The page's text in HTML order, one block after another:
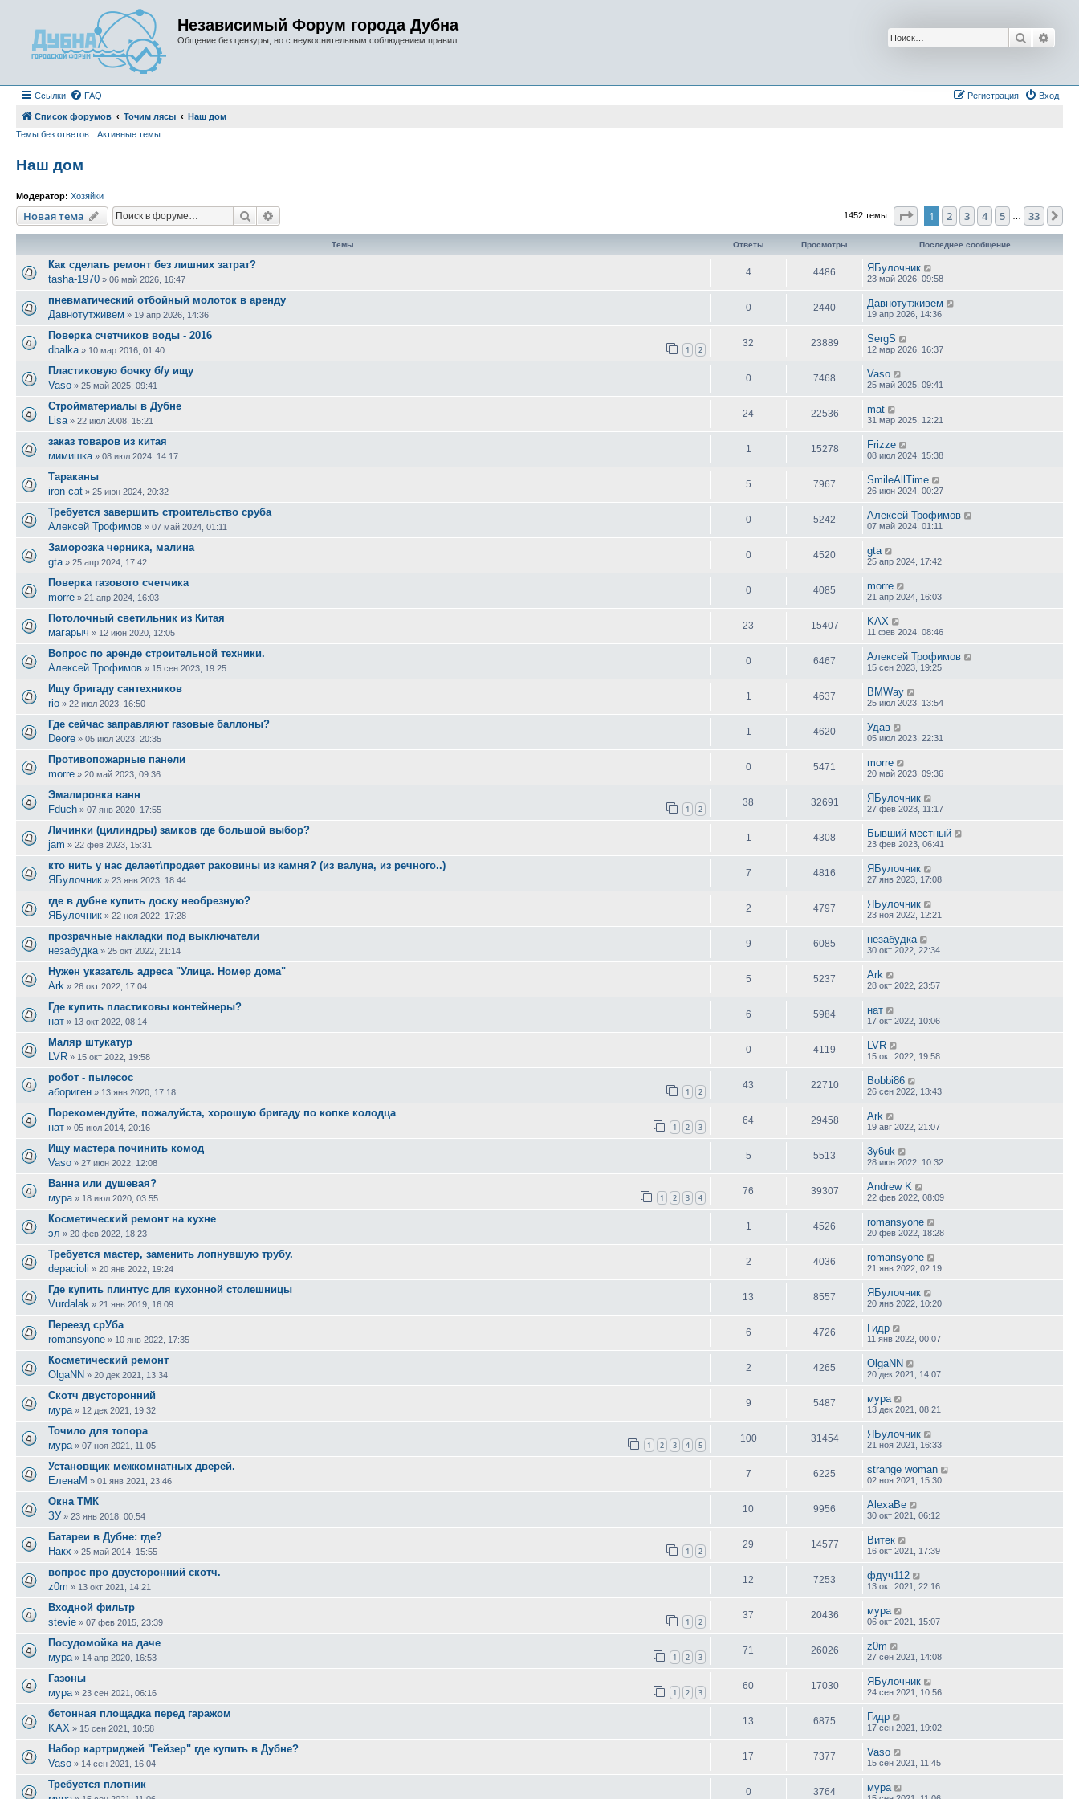
Независимый Форум города Дубна
Общение без цензуры, но с неукоснительным соблюдением правил. Поиск
Ссылки FAQ Вход
Регистрация
Список форумов Точим лясы
Наш дом
Темы без ответов
Активные темы
Наш дом
Модератор: Хозяйки
Новая тема Поиск 1452 темы Страница1 из 33
1 2 3 4 5 33
Темы Ответы Просмотры Последнее сообщение
Как сделать ремонт без лишних затрат?
tasha-1970 » 06 май 2026, 16:47
4 4486 ЯБулочник
23 май 2026, 09:58
пневматический отбойный молоток в аренду
Давнотутживем » 19 апр 2026, 14:36
0 2440 Давнотутживем
19 апр 2026, 14:36
Поверка счетчиков воды - 2016
dbalka » 10 мар 2016, 01:40 1 2
32 23889 SergS
12 мар 2026, 16:37
Пластиковую бочку б/у ищу
Vaso » 25 май 2025, 09:41
0 7468 Vaso
25 май 2025, 09:41
Стройматериалы в Дубне
Lisa » 22 июл 2008, 15:21
24 22536 mat
31 мар 2025, 12:21
заказ товаров из китая
мимишка » 08 июл 2024, 14:17
1 15278 Frizze
08 июл 2024, 15:38
Тараканы
iron-cat » 25 июн 2024, 20:32
5 7967 SmileAllTime
26 июн 2024, 00:27
Требуется завершить строительство сруба
Алексей Трофимов » 07 май 2024, 01:11
0 5242 Алексей Трофимов
07 май 2024, 01:11
Заморозка черника, малина
gta » 25 апр 2024, 17:42
0 4520 gta
25 апр 2024, 17:42
Поверка газового счетчика
morre » 21 апр 2024, 16:03
0 4085 morre
21 апр 2024, 16:03
Потолочный светильник из Китая
магарыч » 12 июн 2020, 12:05
23 15407 KAX
11 фев 2024, 08:46
Вопрос по аренде строительной техники.
Алексей Трофимов » 15 сен 2023, 19:25
0 6467 Алексей Трофимов
15 сен 2023, 19:25
Ищу бригаду сантехников
rio » 22 июл 2023, 16:50
1 4637 BMWay
25 июл 2023, 13:54
Где сейчас заправляют газовые баллоны?
Deore » 05 июл 2023, 20:35
1 4620 Удав
05 июл 2023, 22:31
Противопожарные панели
morre » 20 май 2023, 09:36
0 5471 morre
20 май 2023, 09:36
Эмалировка ванн
Fduch » 07 янв 2020, 17:55 1 2
38 32691 ЯБулочник
27 фев 2023, 11:17
Личинки (цилиндры) замков где большой выбор?
jam » 22 фев 2023, 15:31
1 4308 Бывший местный
23 фев 2023, 06:41
кто нить у нас делает\продает раковины из камня? (из валуна, из речного..)
ЯБулочник » 23 янв 2023, 18:44
7 4816 ЯБулочник
27 янв 2023, 17:08
где в дубне купить доску необрезную?
ЯБулочник » 22 ноя 2022, 17:28
2 4797 ЯБулочник
23 ноя 2022, 12:21
прозрачные накладки под выключатели
незабудка » 25 окт 2022, 21:14
9 6085 незабудка
30 окт 2022, 22:34
Нужен указатель адреса "Улица. Номер дома"
Ark » 26 окт 2022, 17:04
5 5237 Ark
28 окт 2022, 23:57
Где купить пластиковы контейнеры?
нат » 13 окт 2022, 08:14
6 5984 нат
17 окт 2022, 10:06
Маляр штукатур
LVR » 15 окт 2022, 19:58
0 4119 LVR
15 окт 2022, 19:58
робот - пылесос
абориген » 13 янв 2020, 17:18 1 2
43 22710 Bobbi86
26 сен 2022, 13:43
Порекомендуйте, пожалуйста, хорошую бригаду по копке колодца
нат » 05 июл 2014, 20:16 1 2 3
64 29458 Ark
19 авг 2022, 21:07
Ищу мастера починить комод
Vaso » 27 июн 2022, 12:08
5 5513 3y6uk
28 июн 2022, 10:32
Ванна или душевая?
мура » 18 июл 2020, 03:55 1 2 3 4
76 39307 Andrew K
22 фев 2022, 08:09
Косметический ремонт на кухне
эл » 20 фев 2022, 18:23
1 4526 romansyone
20 фев 2022, 18:28
Требуется мастер, заменить лопнувшую трубу.
depacioli » 20 янв 2022, 19:24
2 4036 romansyone
21 янв 2022, 02:19
Где купить плинтус для кухонной столешницы
Vurdalak » 21 янв 2019, 16:09
13 8557 ЯБулочник
20 янв 2022, 10:20
Переезд срУба
romansyone » 10 янв 2022, 17:35
6 4726 Гидр
11 янв 2022, 00:07
Косметический ремонт
OlgaNN » 20 дек 2021, 13:34
2 4265 OlgaNN
20 дек 2021, 14:07
Скотч двусторонний
мура » 12 дек 2021, 19:32
9 5487 мура
13 дек 2021, 08:21
Точило для топора
мура » 07 ноя 2021, 11:05 1 2 3 4 5
100 31454 ЯБулочник
21 ноя 2021, 16:33
Установщик межкомнатных дверей.
ЕленаМ » 01 янв 2021, 23:46
7 6225 strange woman
02 ноя 2021, 15:30
Окна ТМК
ЗУ » 23 янв 2018, 00:54
10 9956 AlexaBe
30 окт 2021, 06:12
Батареи в Дубне: где?
Накх » 25 май 2014, 15:55 1 2
29 14577 Витек
16 окт 2021, 17:39
вопрос про двусторонний скотч.
z0m » 13 окт 2021, 14:21
12 7253 фдуч112
13 окт 2021, 22:16
Входной фильтр
stevie » 07 фев 2015, 23:39 1 2
37 20436 мура
06 окт 2021, 15:07
Посудомойка на даче
мура » 14 апр 2020, 16:53 1 2 3
71 26026 z0m
27 сен 2021, 14:08
Газоны
мура » 23 сен 2021, 06:16 1 2 3
60 17030 ЯБулочник
24 сен 2021, 10:56
бетонная площадка перед гаражом
KAX » 15 сен 2021, 10:58
13 6875 Гидр
17 сен 2021, 19:02
Набор картриджей "Гейзер" где купить в Дубне?
Vaso » 14 сен 2021, 16:04
17 7377 Vaso
15 сен 2021, 11:45
Требуется плотник
0 3764 мура